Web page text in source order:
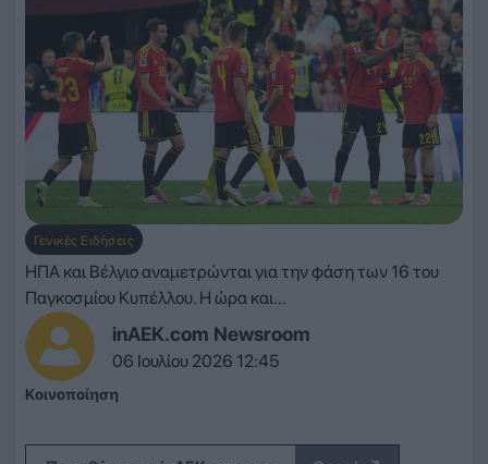
Γενικές Ειδήσεις
inAEK.com Newsroom
06 Ιουλίου 2026 12:45
ΗΠΑ και Βέλγιο αναμετρώνται για την φάση των 16 του
Παγκοσμίου Κυπέλλου. Η ώρα και...
Κοινοποίηση